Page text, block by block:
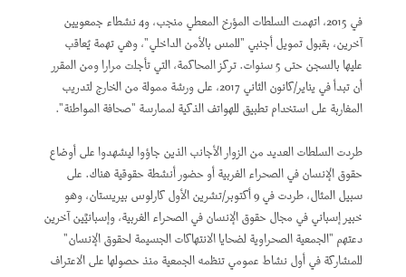
في 2015، اتهمت السلطات المؤرخ المعطي منجب، و4 نشطاء جمعويين
آخرين، بقبول تمويل أجنبي "للمس بالأمن الداخلي"، وهي تهمة يُعاقب
عليها بالسجن حتى 5 سنوات. تركز المحاكمة، التي تأجلت مرارا ومن المقرر
أن تبدأ في يناير/كانون الثاني 2017، على ورشة ممولة من الخارج لتدريب
المغاربة على استخدام تطبيق للهواتف الذكية لممارسة "صحافة المواطنة".
طردت السلطات العديد من الزوار الأجانب الذين جاؤوا ليشهدوا على أوضاع
حقوق الإنسان في الصحراء الغربية أو حضور أنشطة حقوقية هناك. على
سبيل المثال، طردت في 9 أكتوبر/تشرين الأول كارلوس بيريستان، وهو
خبير إسباني في مجال حقوق الإنسان في الصحراء الغربية، وإسبانيَّين آخرين
دعتهم "الجمعية الصحراوية لضحايا الانتهاكات الجسيمة لحقوق الإنسان"
للمشاركة في أول نشاط عمومي تنظمه الجمعية منذ حصولها على الاعتراف